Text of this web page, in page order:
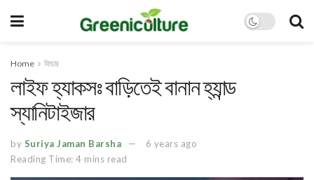
Home ফিচার
লাইফ হ্যাকসঃ বাড়িতেই বানান হ্যান্ড
স্যানিটাইজার
by Suriya Jaman Barsha
6 years ago
Reading Time: 4 mins read